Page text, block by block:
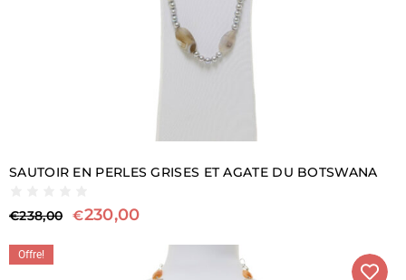
SAUTOIR EN PERLES GRISES ET AGATE DU BOTSWANA
€238,00 €230,00
Offre!